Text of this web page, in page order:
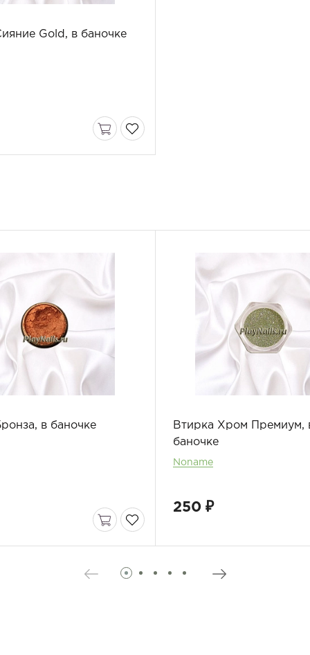
Gold, в баночке
в баночке
Втирка Хром Премиум,
баночке
Noname
250 ₽